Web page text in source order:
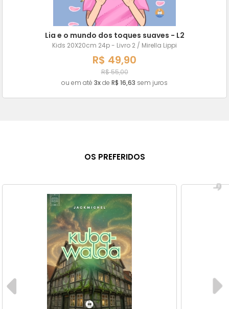
Lia e o mundo dos toques suaves - L2
Kids 20X20cm 24p - Livro 2 / Mirella Lippi
R$ 49,90
R$ 55,00
ou em até 3xde R$ 16,63 sem juros
OS PREFERIDOS